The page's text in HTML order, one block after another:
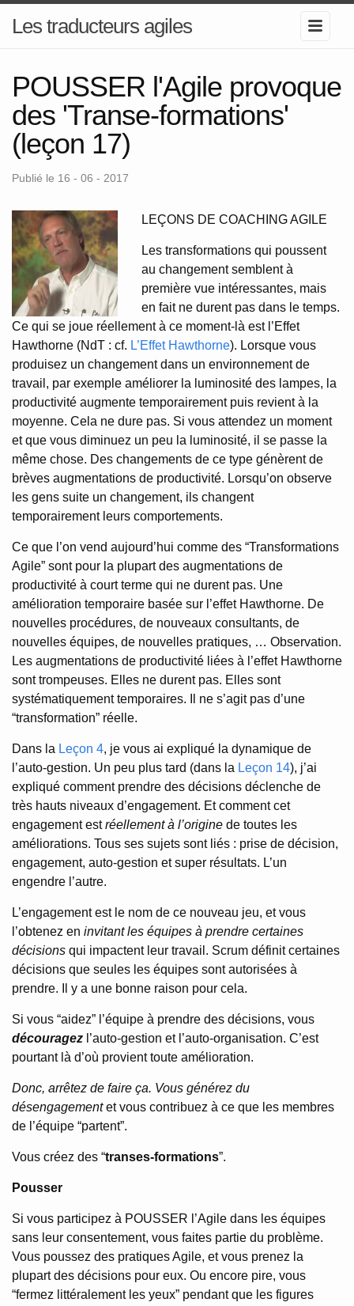
Les traducteurs agiles
POUSSER l'Agile provoque
des 'Transe-formations'
(leçon 17)
Publié le 16 - 06 - 2017
LEÇONS DE COACHING AGILE
Les transformations qui poussent
au changement semblent à
première vue intéressantes, mais
en fait ne durent pas dans le temps.
Ce qui se joue réellement à ce moment-là est l’Effet
Hawthorne (NdT : cf. L’Effet Hawthorne). Lorsque vous
produisez un changement dans un environnement de
travail, par exemple améliorer la luminosité des lampes, la
productivité augmente temporairement puis revient à la
moyenne. Cela ne dure pas. Si vous attendez un moment
et que vous diminuez un peu la luminosité, il se passe la
même chose. Des changements de ce type génèrent de
brèves augmentations de productivité. Lorsqu’on observe
les gens suite un changement, ils changent
temporairement leurs comportements.
Ce que l’on vend aujourd’hui comme des “Transformations
Agile” sont pour la plupart des augmentations de
productivité à court terme qui ne durent pas. Une
amélioration temporaire basée sur l’effet Hawthorne. De
nouvelles procédures, de nouveaux consultants, de
nouvelles équipes, de nouvelles pratiques, … Observation.
Les augmentations de productivité liées à l’effet Hawthorne
sont trompeuses. Elles ne durent pas. Elles sont
systématiquement temporaires. Il ne s’agit pas d’une
“transformation” réelle.
Dans la Leçon 4, je vous ai expliqué la dynamique de
l’auto-gestion. Un peu plus tard (dans la Leçon 14), j’ai
expliqué comment prendre des décisions déclenche de
très hauts niveaux d’engagement. Et comment cet
engagement estréellement à l’origine de toutes les
améliorations. Tous ses sujets sont liés : prise de décision,
engagement, auto-gestion et super résultats. L’un
engendre l’autre.
L’engagement est le nom de ce nouveau jeu, et vous
l’obtenez en invitant les équipes à prendre certaines
décisions qui impactent leur travail. Scrum définit certaines
décisions que seules les équipes sont autorisées à
prendre. Il y a une bonne raison pour cela.
Si vous “aidez” l’équipe à prendre des décisions, vous
découragez l’auto-gestion et l’auto-organisation. C’est
pourtant là d’où provient toute amélioration.
Donc, arrêtez de faire ça. Vous générez du
désengagementet vous contribuez à ce que les membres
de l’équipe “partent”.
Vous créez des “transes-formations”.
Pousser
Si vous participez à POUSSER l’Agile dans les équipes
sans leur consentement, vous faites partie du problème.
Vous poussez des pratiques Agile, et vous prenez la
plupart des décisions pour eux. Ou encore pire, vous
“fermez littéralement les yeux” pendant que les figures